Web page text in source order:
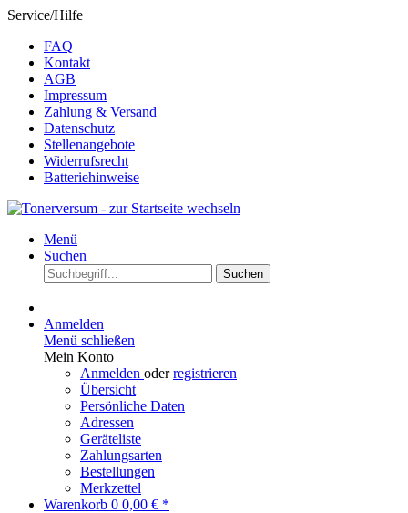
Service/Hilfe
FAQ
Kontakt
AGB
Impressum
Zahlung & Versand
Datenschutz
Stellenangebote
Widerrufsrecht
Batteriehinweise
Menü
Suchen
Suchen
Anmelden
Menü schließen
Mein Konto
Anmelden oderregistrieren
Übersicht
Persönliche Daten
Adressen
Geräteliste
Zahlungsarten
Bestellungen
Merkzettel
Warenkorb 0 0,00 € *